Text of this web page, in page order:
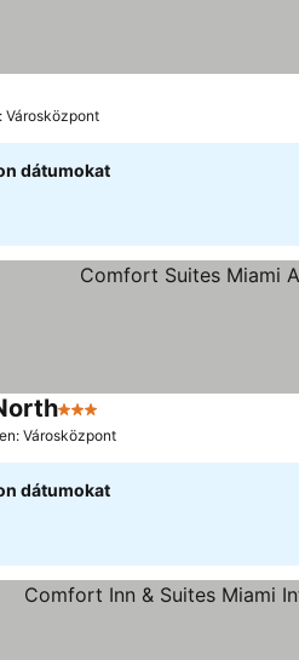
Városközpont
dátumokat
3 Kategória
Városközpont
dátumokat